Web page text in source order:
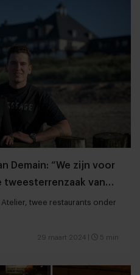
Demain: “We zijn voor
tweesterrenzaak van
Atelier, twee restaurants onder
29 maart 2024 5 min